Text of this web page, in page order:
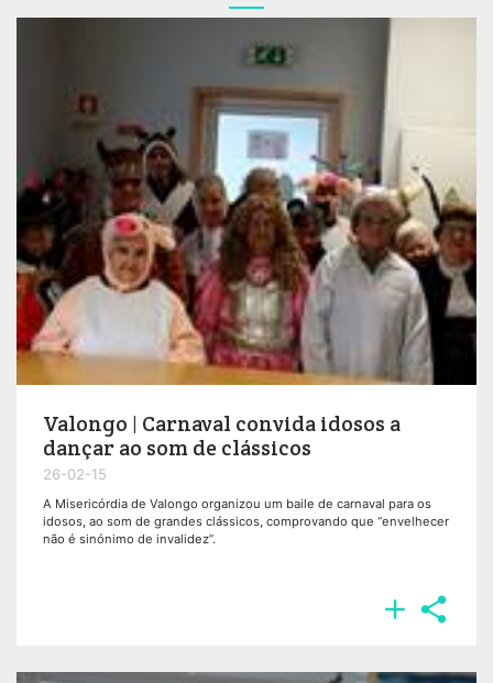
Valongo | Carnaval convida idosos a
dançar ao som de clássicos
26-02-15
A Misericórdia de Valongo organizou um baile de carnaval para os
idosos, ao som de grandes clássicos, comprovando que “envelhecer
não é sinónimo de invalidez”.
 